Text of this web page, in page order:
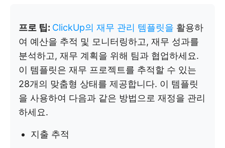
프로 팁: ClickUp의 재무 관리 템플릿을 활용하
여 예산을 추적 및 모니터링하고, 재무 성과를
분석하고, 재무 계획을 위해 팀과 협업하세요.
이 템플릿은 재무 프로젝트를 추적할 수 있는
28개의 맞춤형 상태를 제공합니다. 이 템플릿
을 사용하여 다음과 같은 방법으로 재정을 관리
하세요.
지출 추적